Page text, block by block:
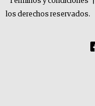
los derechos reservados.